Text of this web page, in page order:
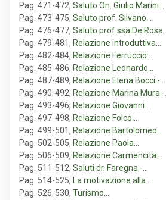
Pag. 471-472, Saluto On. Giulio Marini…
Pag. 473-475, Saluto prof. Silvano…
Pag. 476-477, Saluto prof.ssa De Rosa…
Pag. 479-481, Relazione introduttiva…
Pag. 482-484, Relazione Ferruccio…
Pag. 485-486, Relazione Leonardo…
Pag. 487-489, Relazione Elena Bocci -…
Pag. 490-492, Relazione Marina Mura -…
Pag. 493-496, Relazione Giovanni…
Pag. 497-498, Relazione Folco…
Pag. 499-501, Relazione Bartolomeo…
Pag. 502-505, Relazione Paola…
Pag. 506-509, Relazione Carmencita…
Pag. 511-512, Saluti dr. Faregna -…
Pag. 514-525,
La motivazione alla…
Pag. 526-530, Turismo…